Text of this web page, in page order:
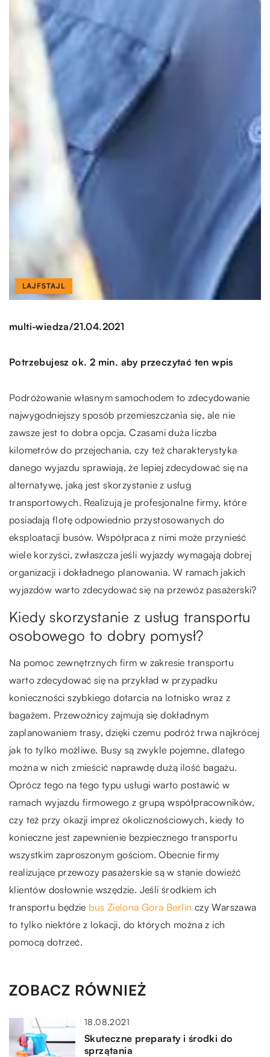
LAJFSTAJL
multi-wiedza/21.04.2021
Potrzebujesz ok. 2 min. aby przeczytać ten wpis
Podróżowanie własnym samochodem to zdecydowanie
najwygodniejszy sposób przemieszczania się, ale nie
zawsze jest to dobra opcja. Czasami duża liczba
kilometrów do przejechania, czy też charakterystyka
danego wyjazdu sprawiają, że lepiej zdecydować się na
alternatywę, jaką jest skorzystanie z usług
transportowych. Realizują je profesjonalne firmy, które
posiadają flotę odpowiednio przystosowanych do
eksploatacji busów. Współpraca z nimi może przynieść
wiele korzyści, zwłaszcza jeśli wyjazdy wymagają dobrej
organizacji i dokładnego planowania. W ramach jakich
wyjazdów warto zdecydować się na przewóz pasażerski?
Kiedy skorzystanie z usług transportu
osobowego to dobry pomysł?
Na pomoc zewnętrznych firm w zakresie transportu
warto zdecydować się na przykład w przypadku
konieczności szybkiego dotarcia na lotnisko wraz z
bagażem. Przewoźnicy zajmują się dokładnym
zaplanowaniem trasy, dzięki czemu podróż trwa najkrócej
jak to tylko możliwe. Busy są zwykle pojemne, dlatego
można w nich zmieścić naprawdę dużą ilość bagażu.
Oprócz tego na tego typu usługi warto postawić w
ramach wyjazdu firmowego z grupą współpracowników,
czy też przy okazji imprez okolicznościowych, kiedy to
konieczne jest zapewnienie bezpiecznego transportu
wszystkim zaproszonym gościom. Obecnie firmy
realizujące przewozy pasażerskie są w stanie dowieźć
klientów dosłownie wszędzie. Jeśli środkiem ich
transportu będzie bus Zielona Góra Berlin czy Warszawa
to tylko niektóre z lokacji, do których można z ich
pomocą dotrzeć.
ZOBACZ RÓWNIEŻ
18.08.2021
Skuteczne preparaty i środki do
sprzątania